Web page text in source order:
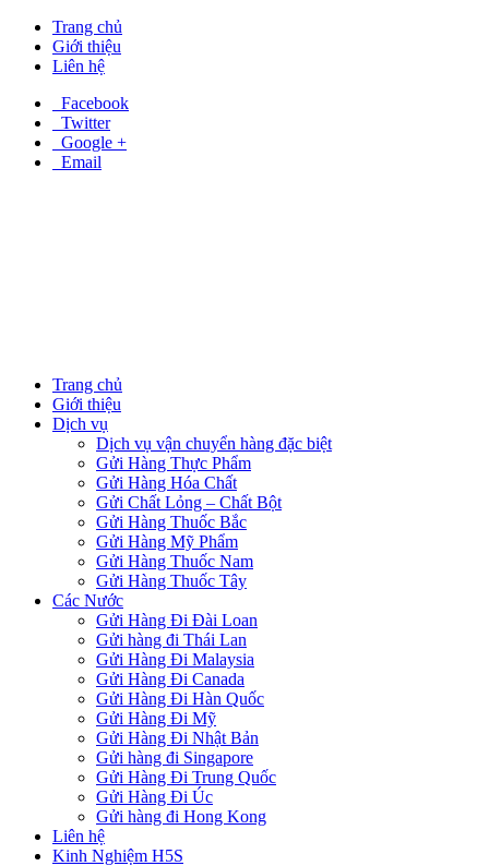
Trang chủ
Giới thiệu
Liên hệ
Facebook
Twitter
Google +
Email
Trang chủ
Giới thiệu
Dịch vụ
Dịch vụ vận chuyển hàng đặc biệt
Gửi Hàng Thực Phẩm
Gửi Hàng Hóa Chất
Gửi Chất Lỏng – Chất Bột
Gửi Hàng Thuốc Bắc
Gửi Hàng Mỹ Phẩm
Gửi Hàng Thuốc Nam
Gửi Hàng Thuốc Tây
Các Nước
Gửi Hàng Đi Đài Loan
Gửi hàng đi Thái Lan
Gửi Hàng Đi Malaysia
Gửi Hàng Đi Canada
Gửi Hàng Đi Hàn Quốc
Gửi Hàng Đi Mỹ
Gửi Hàng Đi Nhật Bản
Gửi hàng đi Singapore
Gửi Hàng Đi Trung Quốc
Gửi Hàng Đi Úc
Gửi hàng đi Hong Kong
Liên hệ
Kinh Nghiệm H5S